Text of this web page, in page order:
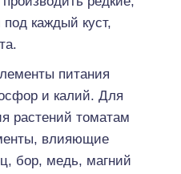
каждый куст,
питания
и калий. Для
растений томатам
влияющие
бор, медь, магний